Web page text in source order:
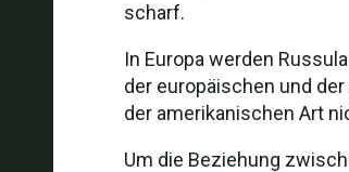
scharf.
In Europa werden
der europäischen und
der amerikanischen Art
Um die Beziehung